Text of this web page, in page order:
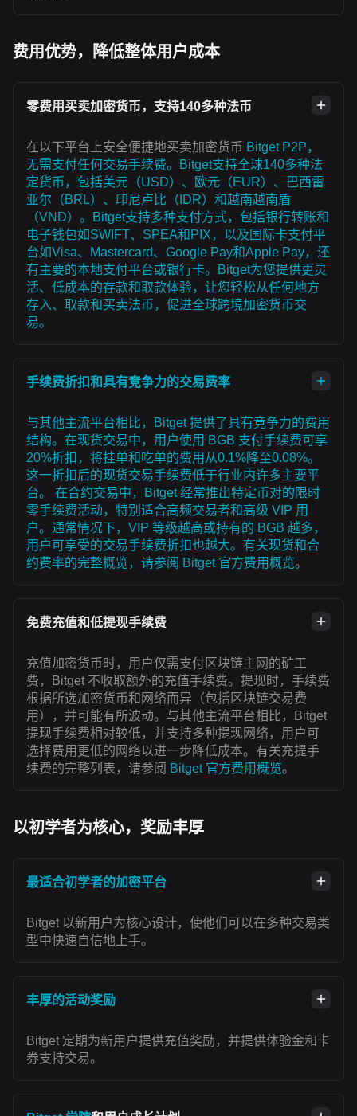
费用优势，降低整体用户成本
零费用买卖加密货币，支持140多种法币
在以下平台上安全便捷地买卖加密货币 Bitget P2P，
无需支付任何交易手续费。Bitget支持全球140多种法
定货币，包括美元（USD）、欧元（EUR）、巴西雷
亚尔（BRL）、印尼卢比（IDR）和越南越南盾
（VND）。Bitget支持多种支付方式，包括银行转账和
电子钱包如SWIFT、SPEA和PIX，以及国际卡支付平
台如Visa、Mastercard、Google Pay和Apple Pay，还
有主要的本地支付平台或银行卡。Bitget为您提供更灵
活、低成本的存款和取款体验，让您轻松从任何地方
存入、取款和买卖法币，促进全球跨境加密货币交
易。
手续费折扣和具有竞争力的交易费率
与其他主流平台相比，Bitget 提供了具有竞争力的费用
结构。在现货交易中，用户使用 BGB 支付手续费可享
20%折扣，将挂单和吃单的费用从0.1%降至0.08%。
这一折扣后的现货交易手续费低于行业内许多主要平
台。 在合约交易中，Bitget 经常推出特定币对的限时
零手续费活动，特别适合高频交易者和高级 VIP 用
户。通常情况下，VIP 等级越高或持有的 BGB 越多，
用户可享受的交易手续费折扣也越大。有关现货和合
约费率的完整概览，请参阅 Bitget 官方费用概览。
免费充值和低提现手续费
充值加密货币时，用户仅需支付区块链主网的矿工
费，Bitget 不收取额外的充值手续费。提现时，手续费
根据所选加密货币和网络而异（包括区块链交易费
用），并可能有所波动。与其他主流平台相比，Bitget
提现手续费相对较低，并支持多种提现网络，用户可
选择费用更低的网络以进一步降低成本。有关充提手
续费的完整列表，请参阅 Bitget 官方费用概览。
以初学者为核心，奖励丰厚
最适合初学者的加密平台
Bitget 以新用户为核心设计，使他们可以在多种交易类
型中快速自信地上手。
丰厚的活动奖励
Bitget 定期为新用户提供充值奖励，并提供体验金和卡
券支持交易。